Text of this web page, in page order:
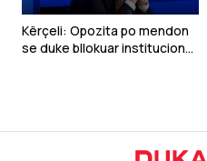
Kërçeli: Opozita po mendon
se duke bllokuar institucionet